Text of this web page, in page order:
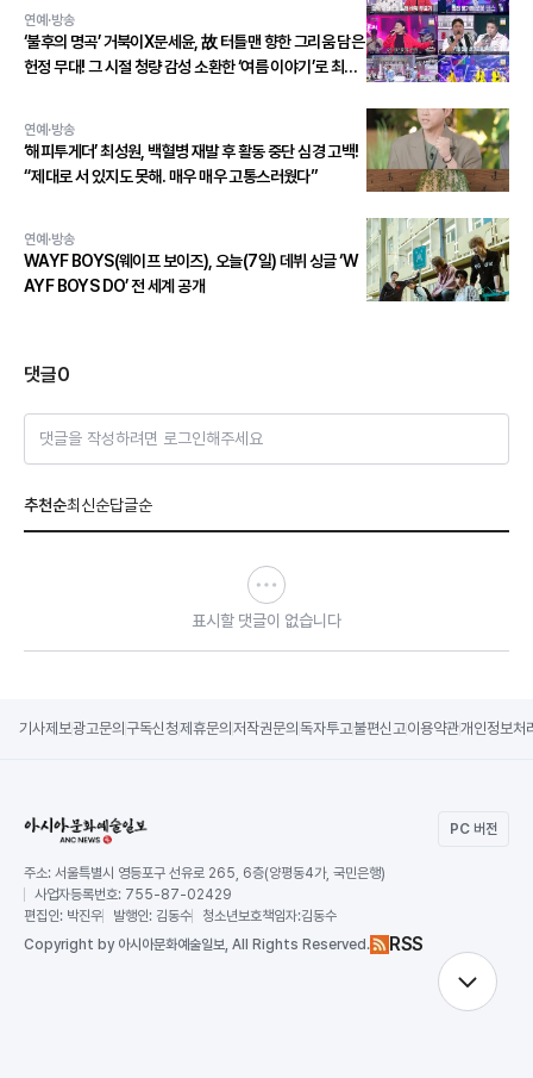
연예·방송
‘불후의 명곡’ 거북이X문세윤, 故 터틀맨 향한 그리움 담은
헌정 무대! 그 시절 청량 감성 소환한 ‘여름 이야기’로 최종
연예·방송
‘해피투게더’ 최성원, 백혈병 재발 후 활동 중단 심경 고백!
“제대로 서 있지도 못해. 매우 매우 고통스러웠다”
연예·방송
WAYF BOYS(웨이프 보이즈), 오늘(7일) 데뷔 싱글 ‘W
AYF BOYS DO’ 전 세계 공개
댓글0
댓글을 작성하려면 로그인해주세요
추천순최신순답글순
표시할 댓글이 없습니다
기사제보광고문의 구독신청제휴문의 저작권문의 독자투고불편신고이용약관개인정보처
PC 버전
주소: 서울특별시 영등포구 선유로 265, 6층(양평동4가, 국민은행)
사업자등록번호: 755-87-02429
편집인: 박진우 발행인: 김동수 청소년보호책임자:김동수
Copyright by 아시아문화예술일보, All Rights Reserved. RSS